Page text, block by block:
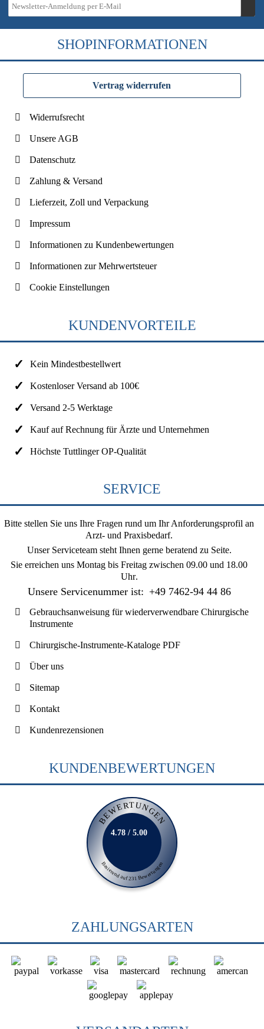
SHOPINFORMATIONEN
Vertrag widerrufen
Widerrufsrecht
Unsere AGB
Datenschutz
Zahlung & Versand
Lieferzeit, Zoll und Verpackung
Impressum
Informationen zu Kundenbewertungen
Informationen zur Mehrwertsteuer
Cookie Einstellungen
KUNDENVORTEILE
Kein Mindestbestellwert
Kostenloser Versand ab 100€
Versand 2-5 Werktage
Kauf auf Rechnung für Ärzte und Unternehmen
Höchste Tuttlinger OP-Qualität
SERVICE
Bitte stellen Sie uns Ihre Fragen rund um Ihr Anforderungsprofil an
Arzt- und Praxisbedarf.
Unser Serviceteam steht Ihnen gerne beratend zu Seite.
Sie erreichen uns Montag bis Freitag zwischen 09.00 und 18.00
Uhr.
Unsere Servicenummer ist: +49 7462-94 44 86
Gebrauchsanweisung für wiederverwendbare Chirurgische
Instrumente
Chirurgische-Instrumente-Kataloge PDF
Über uns
Sitemap
Kontakt
Kundenrezensionen
KUNDENBEWERTUNGEN
BEWERTUNGEN
Basierend auf 231 Bewertungen
4.78 / 5.00
ZAHLUNGSARTEN